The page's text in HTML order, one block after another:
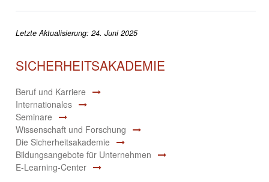
Letzte Aktualisierung: 24. Juni 2025
SICHERHEITSAKADEMIE
Beruf und Karriere
Internationales
Seminare
Wissenschaft und Forschung
Die Sicherheitsakademie
Bildungsangebote für Unternehmen
E-Learning-Center